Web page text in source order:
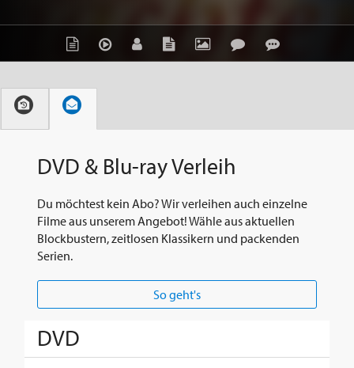
DVD & Blu-ray Verleih
Du möchtest kein Abo? Wir verleihen auch einzelne
Filme aus unserem Angebot! Wähle aus aktuellen
Blockbustern, zeitlosen Klassikern und packenden
Serien.
So geht's
DVD